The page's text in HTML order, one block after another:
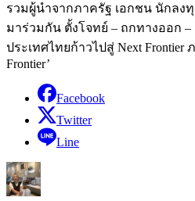
รวมผู้นำจากภาครัฐ เอกชน นักลง
มาร่วมกัน ตั้งโจทย์ – ถกทางออก
ประเทศไทยก้าวไปสู่ Next Frontier ภ
Frontier’
Facebook
Twitter
Line